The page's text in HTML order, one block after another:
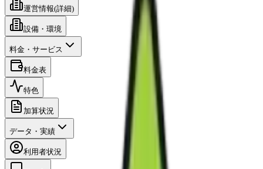
運営情報(詳細)
設備・環境
料金・サービス
料金表
特色
加算状況
データ・実績
利用者状況